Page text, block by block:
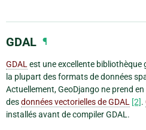
GDAL ¶
GDALest une excellente bibliothèque
la plupart des formats de données
Actuellement, GeoDjango ne prend
desdonnées vectorielles de GDAL [2].
installés avant de compiler GDAL.